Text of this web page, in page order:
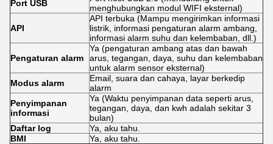
Port USB
menghubungkan modul WIFI eksternal)
API
API terbuka (Mampu mengirimkan informasi
listrik, informasi pengaturan alarm ambang,
informasi alarm suhu dan kelembaban, dll.)
Pengaturan alarm
Ya (pengaturan ambang atas dan bawah
arus, tegangan, daya, suhu dan kelembaban
untuk alarm sensor eksternal)
Modus alarm
Email, suara dan cahaya, layar berkedip
alarm
Penyimpanan
informasi
Ya (Waktu penyimpanan data seperti arus,
tegangan, daya, dan kwh adalah sekitar 3
bulan)
Daftar log
Ya, aku tahu.
BMI
Ya, aku tahu.